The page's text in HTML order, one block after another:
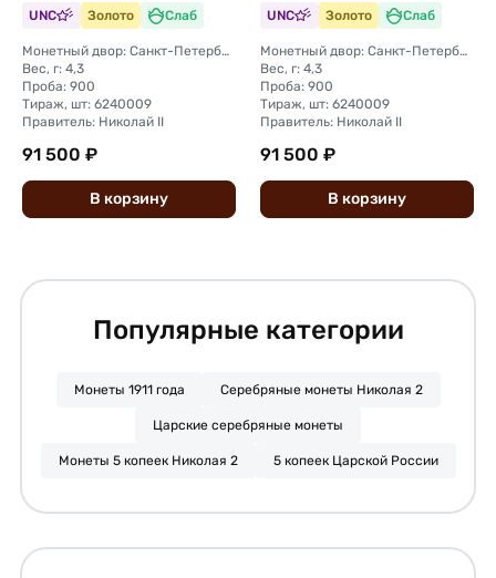
UNC Золото Слаб
Монетный двор: Санкт-Петербургский монетный двор
Вес, г: 4,3
Проба: 900
Тираж, шт: 6240009
Правитель: Николай II
91 500 ₽
В корзину
UNC Золото Слаб
Монетный двор: Санкт-Петербургский монетный двор
Вес, г: 4,3
Проба: 900
Тираж, шт: 6240009
Правитель: Николай II
91 500 ₽
В корзину
Популярные категории
Монеты 1911 года Серебряные монеты Николая 2
Царские серебряные монеты
Монеты 5 копеек Николая 2 5 копеек Царской России